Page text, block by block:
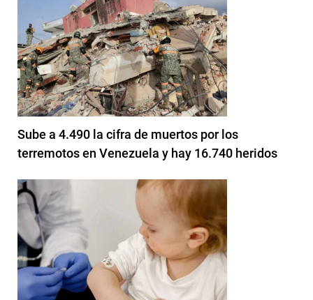
Sube a 4.490 la cifra de muertos por los
terremotos en Venezuela y hay 16.740 heridos